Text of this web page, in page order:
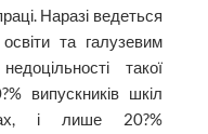
Наразі ведеться
та галузевим
такої
випускників шкіл
і лише 20?%